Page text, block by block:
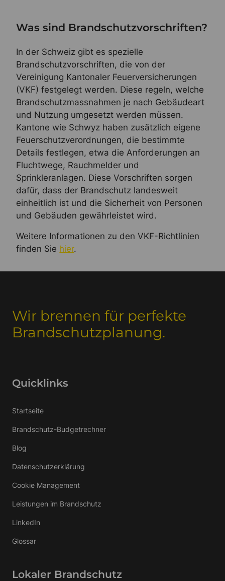
Was sind Brandschutzvorschriften?
In der Schweiz gibt es spezielle
Brandschutzvorschriften, die von der
Vereinigung Kantonaler Feuerversicherungen
(VKF) festgelegt werden. Diese regeln, welche
Brandschutzmassnahmen je nach Gebäudeart
und Nutzung umgesetzt werden müssen.
Kantone wie Schwyz haben zusätzlich eigene
Feuerschutzverordnungen, die bestimmte
Details festlegen, etwa die Anforderungen an
Fluchtwege, Rauchmelder und
Sprinkleranlagen. Diese Vorschriften sorgen
dafür, dass der Brandschutz landesweit
einheitlich ist und die Sicherheit von Personen
und Gebäuden gewährleistet wird.
Weitere Informationen zu den VKF-Richtlinien
finden Sie hier.
Wir brennen für perfekte
Brandschutzplanung.
Quicklinks
Startseite
Brandschutz-Budgetrechner
Blog
Datenschutzerklärung
Cookie Management
Leistungen im Brandschutz
LinkedIn
Glossar
Lokaler Brandschutz